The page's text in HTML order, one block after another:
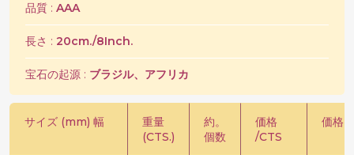
品質 : AAA
長さ : 20cm./8Inch.
宝石の起源 : ブラジル、アフリカ
サイズ (mm) 幅
重量
(CTS.)
約。
個数
価格
/CTS
価格 /